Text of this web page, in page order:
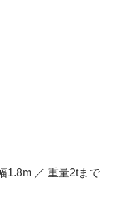
1.8m ／ 重量2tまで